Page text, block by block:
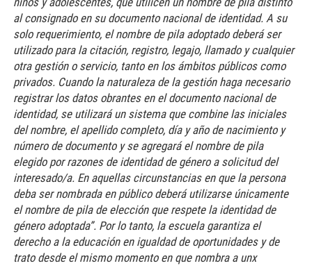
al consignado en su documento nacional de identidad. A su
solo requerimiento, el nombre de pila adoptado deberá ser
utilizado para la citación, registro, legajo, llamado y cualquier
otra gestión o servicio, tanto en los ámbitos públicos como
privados. Cuando la naturaleza de la gestión haga necesario
registrar los datos obrantes en el documento nacional de
identidad, se utilizará un sistema que combine las iniciales
del nombre, el apellido completo, día y año de nacimiento y
número de documento y se agregará el nombre de pila
elegido por razones de identidad de género a solicitud del
interesado/a. En aquellas circunstancias en que la persona
deba ser nombrada en público deberá utilizarse únicamente
el nombre de pila de elección que respete la identidad de
género adoptada”. Por lo tanto, la escuela garantiza el
derecho a la educación en igualdad de oportunidades y de
trato desde el mismo momento en que nombra a unx